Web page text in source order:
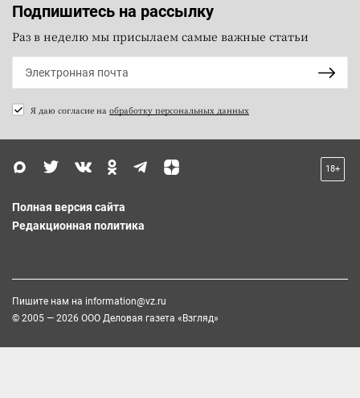
Подпишитесь на рассылку
Раз в неделю мы присылаем самые важные статьи
Я даю согласие на обработку персональных данных
18+
Полная версия сайта
Редакционная политика
Пишите нам на information@vz.ru
© 2005 — 2026 ООО Деловая газета «Взгляд»